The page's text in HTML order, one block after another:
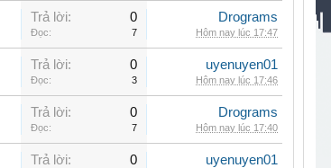
Trả lời: 0
Đọc: 7
Drograms
Hôm nay lúc 17:47
Trả lời: 0
Đọc: 3
uyenuyen01
Hôm nay lúc 17:46
Trả lời: 0
Đọc: 7
Drograms
Hôm nay lúc 17:40
Trả lời: 0 uyenuyen01